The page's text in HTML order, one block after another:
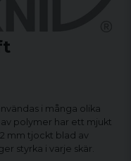
i många olika
polymer har ett mjukt
mm tjockt blad av
styrka i varje skär.